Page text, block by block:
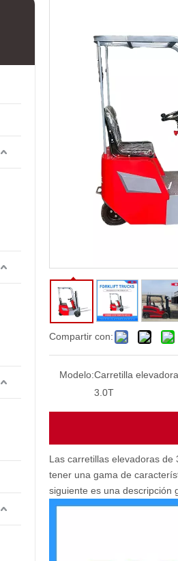
Compartir con:
Modelo:Carretilla
3.0T
Las carretillas elevadoras
tener una gama de
siguiente es una descripción